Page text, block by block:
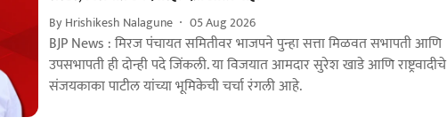
By Hrishikesh Nalagune 05 Aug 2026
BJP News : मिरज पंचायत समितीवर भाजपने पुन्हा सत्ता मिळवत सभापती आणि
उपसभापती ही दोन्ही पदे जिंकली. या विजयात आमदार सुरेश खाडे आणि राष्ट्रवादीचे
संजयकाका पाटील यांच्या भूमिकेची चर्चा रंगली आहे.